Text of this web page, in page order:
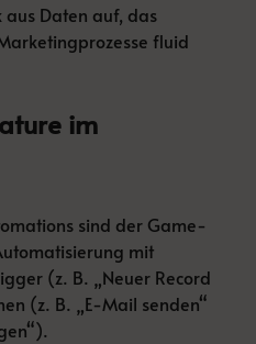
aus Daten auf, das
fluid
im
sind der Game-
mit
(z. B. „Neuer Record
(z. B. „E-Mail senden“